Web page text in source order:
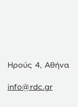
Ηρούς 4, Αθήνα
info@rdc.gr